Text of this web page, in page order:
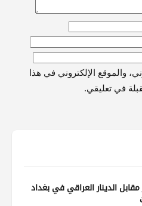
والموقع الإلكتروني في هذا
في تعليقي.
الدينار العراقي في بغداد